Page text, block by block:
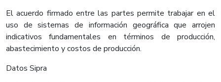
El acuerdo firmado entre las partes permite trabajar en el
uso de sistemas de información geográfica que arrojen
indicativos fundamentales en términos de producción,
abastecimiento y costos de producción.
Datos Sipra